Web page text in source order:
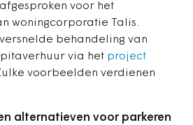
voor het
woningcorporatie Talis.
behandeling van
via het project
voorbeelden verdienen
alternatieven voor parkeren